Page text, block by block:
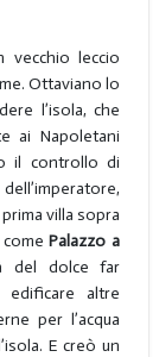
vecchio leccio
Ottaviano lo
l’isola, che
ai Napoletani
il controllo di
villa sopra
comePalazzo a
del dolce far
edificare altre
per l’acqua
E creò un